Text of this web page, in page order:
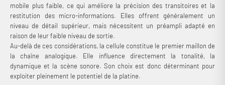
mobile plus faible, ce qui améliore la précision des transitoires et la
restitution des micro-informations. Elles offrent généralement un
niveau de détail supérieur, mais nécessitent un préampli adapté en
raison de leur faible niveau de sortie.
Au-delà de ces considérations, la cellule constitue le premier maillon de
la chaîne analogique. Elle influence directement la tonalité, la
dynamique et la scène sonore. Son choix est donc déterminant pour
exploiter pleinement le potentiel de la platine.